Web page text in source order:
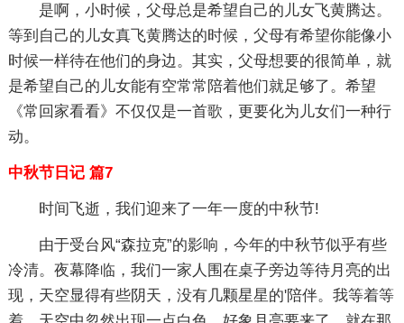
是啊，小时候，父母总是希望自己的儿女飞黄腾达。
等到自己的儿女真飞黄腾达的时候，父母有希望你能像小
时候一样待在他们的身边。其实，父母想要的很简单，就
是希望自己的儿女能有空常常陪着他们就足够了。希望
《常回家看看》不仅仅是一首歌，更要化为儿女们一种行
动。
中秋节日记 篇7
时间飞逝，我们迎来了一年一度的中秋节!
由于受台风“森拉克”的影响，今年的中秋节似乎有些
冷清。夜幕降临，我们一家人围在桌子旁边等待月亮的出
现，天空显得有些阴天，没有几颗星星的'陪伴。我等着等